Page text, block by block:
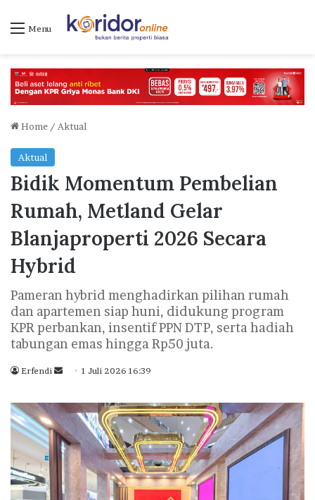
Menu
Home / Aktual
Aktual
Bidik Momentum Pembelian
Rumah, Metland Gelar
Blanjaproperti 2026 Secara
Hybrid
Pameran hybrid menghadirkan pilihan rumah
dan apartemen siap huni, didukung program
KPR perbankan, insentif PPN DTP, serta hadiah
tabungan emas hingga Rp50 juta.
Erfendi
n
a
n
e
m
1 Juli 2026 16:39